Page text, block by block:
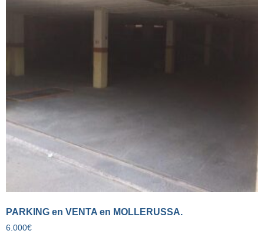
PARKING en VENTA en MOLLERUSSA.
6.000€